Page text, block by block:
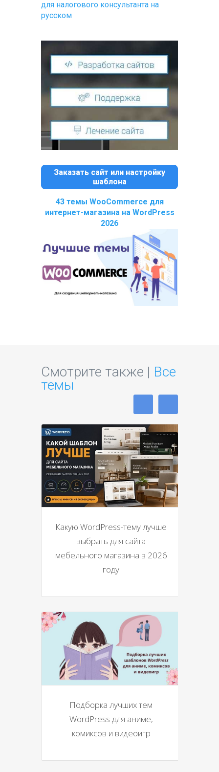
для налогового консультанта на
русском
Заказать сайт или настройку
шаблона
43 темы WooCommerce для
интернет-магазина на WordPress
2026
Смотрите также | Все
темы
Какую WordPress-тему лучше
выбрать для сайта
мебельного магазина в 2026
году
Подборка лучших тем
WordPress для аниме,
комиксов и видеоигр